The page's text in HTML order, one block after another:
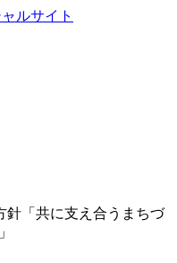
針「共に支え合うまちづ